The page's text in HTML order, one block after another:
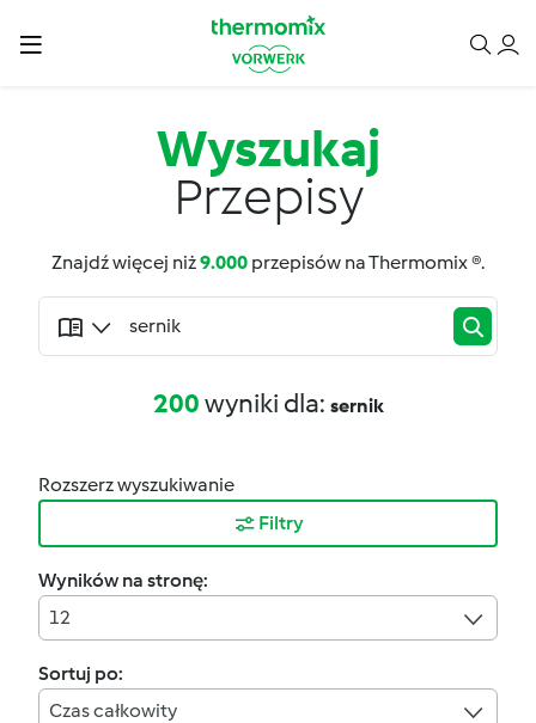
Wyszukaj
Przepisy
Znajdź więcej niż9.000 przepisów na Thermomix ®.
200wyniki dla: sernik
Rozszerz wyszukiwanie
Filtry
Wyników na stronę:
12
Sortuj po:
Czas całkowity